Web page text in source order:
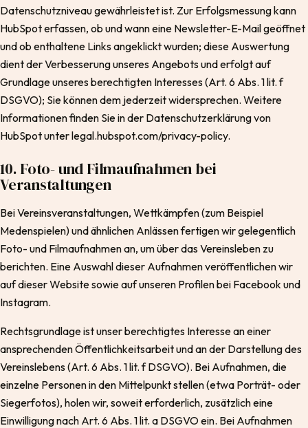
Datenschutzniveau gewährleistet ist. Zur Erfolgsmessung kann
HubSpot erfassen, ob und wann eine Newsletter-E-Mail geöffnet
und ob enthaltene Links angeklickt wurden; diese Auswertung
dient der Verbesserung unseres Angebots und erfolgt auf
Grundlage unseres berechtigten Interesses (Art. 6 Abs. 1 lit. f
DSGVO); Sie können dem jederzeit widersprechen. Weitere
Informationen finden Sie in der Datenschutzerklärung von
HubSpot unter legal.hubspot.com/privacy-policy.
10. Foto- und Filmaufnahmen bei
Veranstaltungen
Bei Vereinsveranstaltungen, Wettkämpfen (zum Beispiel
Medenspielen) und ähnlichen Anlässen fertigen wir gelegentlich
Foto- und Filmaufnahmen an, um über das Vereinsleben zu
berichten. Eine Auswahl dieser Aufnahmen veröffentlichen wir
auf dieser Website sowie auf unseren Profilen bei Facebook und
Instagram.
Rechtsgrundlage ist unser berechtigtes Interesse an einer
ansprechenden Öffentlichkeitsarbeit und an der Darstellung des
Vereinslebens (Art. 6 Abs. 1 lit. f DSGVO). Bei Aufnahmen, die
einzelne Personen in den Mittelpunkt stellen (etwa Porträt- oder
Siegerfotos), holen wir, soweit erforderlich, zusätzlich eine
Einwilligung nach Art. 6 Abs. 1 lit. a DSGVO ein. Bei Aufnahmen